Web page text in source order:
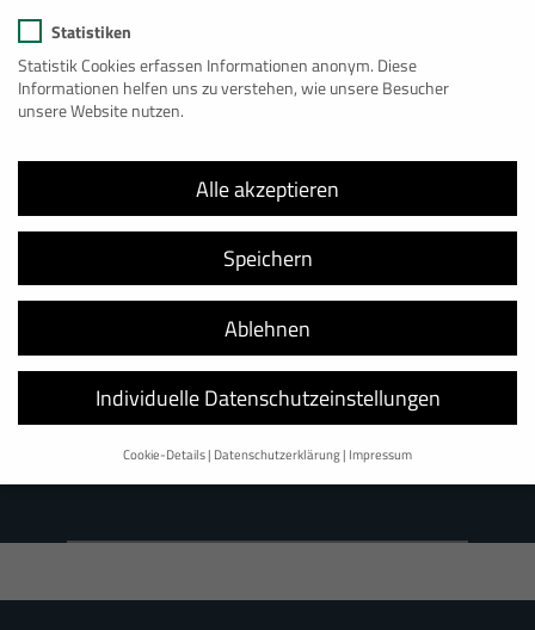
Bonn
BAUMANN LOGISTIK
Christian-Lassen-Straße 2
+49 228 98 98 044
info@baumannlogistik.de
Statistiken
Statistik Cookies erfassen Informationen anonym. Diese
Informationen helfen uns zu verstehen, wie unsere Besucher
unsere Website nutzen.
Alle akzeptieren
Speichern
Ablehnen
Individuelle Datenschutzeinstellungen
Cookie-Details Datenschutzerklärung Impressum
Datenschutzeinstellungen
Einige von ihnen sind essenziell, während andere uns helfen, diese
können verarbeitet werden (z. B. IP-Adressen), z. B. für personalisierte